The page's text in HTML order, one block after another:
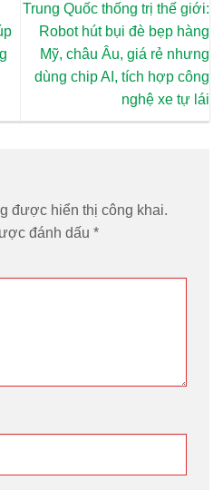
Trung Quốc thống trị thế giới:
Robot hút bụi đè bẹp hàng
Mỹ, châu Âu, giá rẻ nhưng
dùng chip AI, tích hợp công
nghệ xe tự lái
được hiển thị công khai.
đánh dấu *